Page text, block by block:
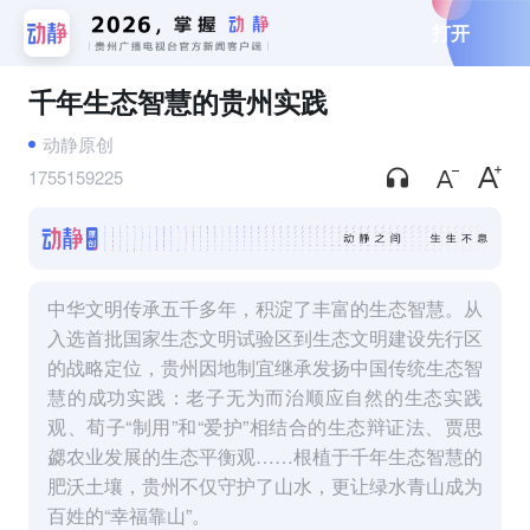
打开
千年生态智慧的贵州实践
动静原创
1755159225
中华文明传承五千多年，积淀了丰富的生态智慧。从
入选首批国家生态文明试验区到生态文明建设先行区
的战略定位，贵州因地制宜继承发扬中国传统生态智
慧的成功实践：老子无为而治顺应自然的生态实践
观、荀子“制用”和“爱护”相结合的生态辩证法、贾思
勰农业发展的生态平衡观……根植于千年生态智慧的
肥沃土壤，贵州不仅守护了山水，更让绿水青山成为
百姓的“幸福靠山”。